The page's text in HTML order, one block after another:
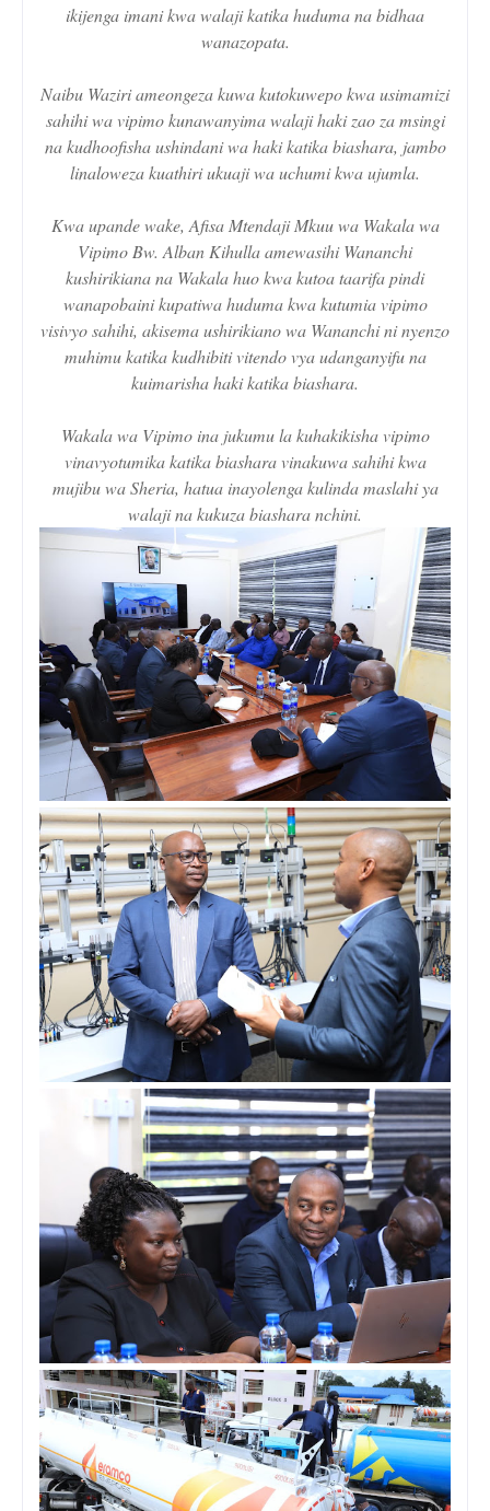
ikijenga imani kwa walaji katika huduma na bidhaa
wanazopata.
Naibu Waziri ameongeza kuwa kutokuwepo kwa usimamizi
sahihi wa vipimo kunawanyima walaji haki zao za msingi
na kudhoofisha ushindani wa haki katika biashara, jambo
linaloweza kuathiri ukuaji wa uchumi kwa ujumla.
Kwa upande wake, Afisa Mtendaji Mkuu wa Wakala wa
Vipimo Bw. Alban Kihulla amewasihi Wananchi
kushirikiana na Wakala huo kwa kutoa taarifa pindi
wanapobaini kupatiwa huduma kwa kutumia vipimo
visivyo sahihi, akisema ushirikiano wa Wananchi ni nyenzo
muhimu katika kudhibiti vitendo vya udanganyifu na
kuimarisha haki katika biashara.
Wakala wa Vipimo ina jukumu la kuhakikisha vipimo
vinavyotumika katika biashara vinakuwa sahihi kwa
mujibu wa Sheria, hatua inayolenga kulinda maslahi ya
walaji na kukuza biashara nchini.